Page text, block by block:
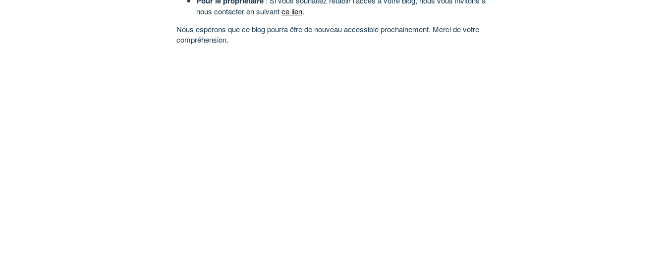
nous contacter en suivantce lien.
Nous espérons que ce blog pourra être de nouveau accessible prochainement. Merci de votre
compréhension.